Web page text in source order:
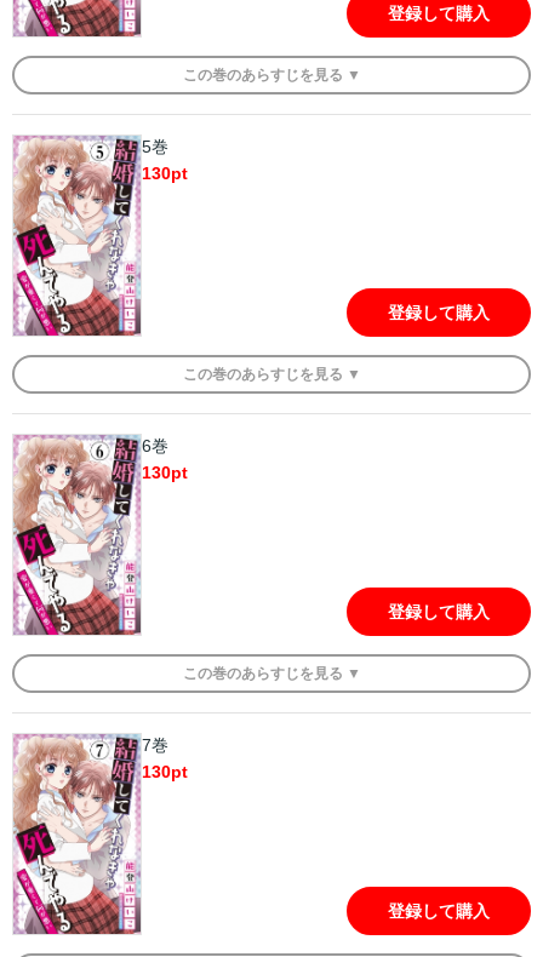
登録して購入
この巻のあらすじを 見る ▼
5巻
130pt
登録して購入
この巻のあらすじを 見る ▼
6巻
130pt
登録して購入
この巻のあらすじを 見る ▼
7巻
130pt
登録して購入